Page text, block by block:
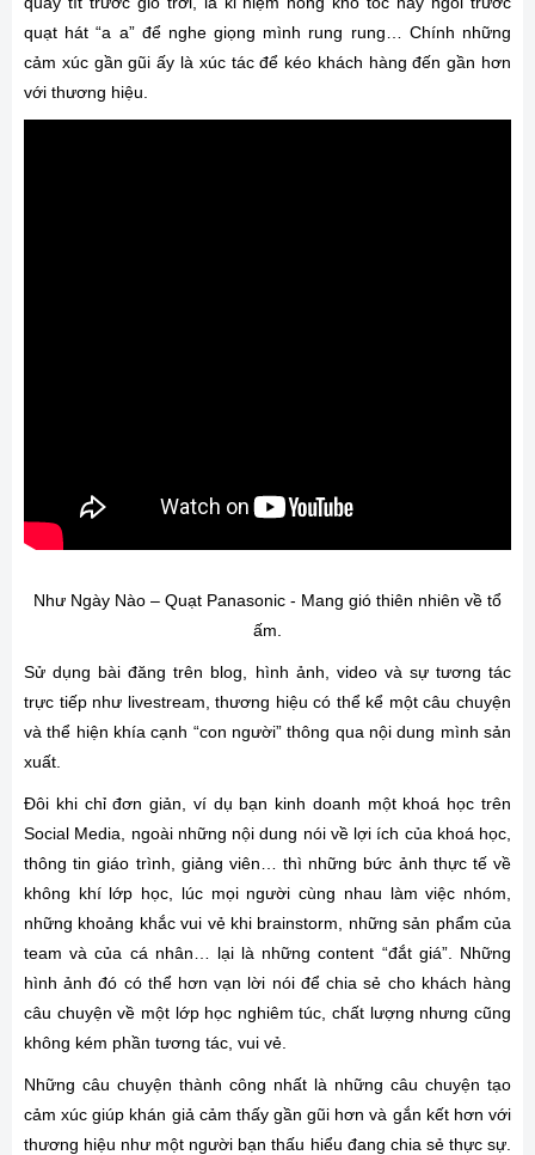
quạt hát “a a” để nghe giọng mình rung rung… Chính những
cảm xúc gần gũi ấy là xúc tác để kéo khách hàng đến gần hơn
với thương hiệu.
Như Ngày Nào – Quạt Panasonic - Mang gió thiên nhiên về tổ
ấm.
Sử dụng bài đăng trên blog, hình ảnh, video và sự tương tác
trực tiếp như livestream, thương hiệu có thể kể một câu chuyện
và thể hiện khía cạnh “con người” thông qua nội dung mình sản
xuất.
Đôi khi chỉ đơn giản, ví dụ bạn kinh doanh một khoá học trên
Social Media, ngoài những nội dung nói về lợi ích của khoá học,
thông tin giáo trình, giảng viên… thì những bức ảnh thực tế về
không khí lớp học, lúc mọi người cùng nhau làm việc nhóm,
những khoảng khắc vui vẻ khi brainstorm, những sản phẩm của
team và của cá nhân… lại là những content “đắt giá”. Những
hình ảnh đó có thể hơn vạn lời nói để chia sẻ cho khách hàng
câu chuyện về một lớp học nghiêm túc, chất lượng nhưng cũng
không kém phần tương tác, vui vẻ.
Những câu chuyện thành công nhất là những câu chuyện tạo
cảm xúc giúp khán giả cảm thấy gần gũi hơn và gắn kết hơn với
thương hiệu như một người bạn thấu hiểu đang chia sẻ thực sự.